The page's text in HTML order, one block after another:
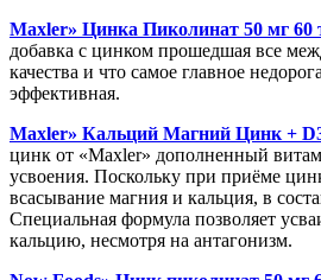
Maxler» Цинка Пиколинат 50 мг 60
добавка с цинком прошедшая все
качества и что самое главное
эффективная.
Maxler» Кальций Магний Цинк +
цинк от «Maxler» дополненный
усвоения. Поскольку при приёме
всасывание магния и кальция, в
Специальная формула позволяет
кальцию, несмотря на антагонизм.